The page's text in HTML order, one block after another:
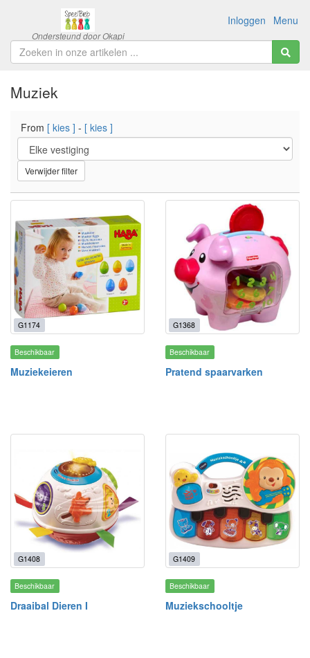
Menu
Inloggen
Muziek
From [ kies ] - [ kies ]
Verwijder filter
G1174
Beschikbaar
Muziekeieren
G1368
Beschikbaar
Pratend spaarvarken
G1408
Beschikbaar
Draaibal Dieren I
G1409
Beschikbaar
Muziekschooltje